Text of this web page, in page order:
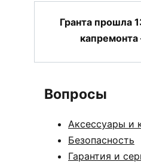
Гранта прошла
Вопросы
Аксессуары и
Безопасность
Гарантия и